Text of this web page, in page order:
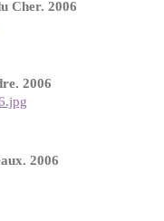
Cher. 2006
2006
2006